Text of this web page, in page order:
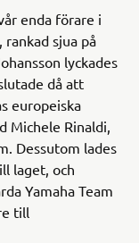
enda förare i
sjua på
lyckades
då att
europeiska
Michele Rinaldi,
Dessutom lades
laget, och
Yamaha Team
till